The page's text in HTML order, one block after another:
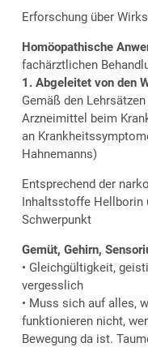
Erforschung über
Homöopathische
fachärztlichen
1. Abgeleitet von den
Gemäß den
Arzneimittel beim
an
Hahnemanns)
Entsprechend der
Inhaltsstoffe Hellborin
Schwerpunkt
Gemüt, Gehirn,
• Gleichgültigkeit,
vergesslich
• Muss sich auf alles,
funktionieren nicht,
Bewegung da ist.